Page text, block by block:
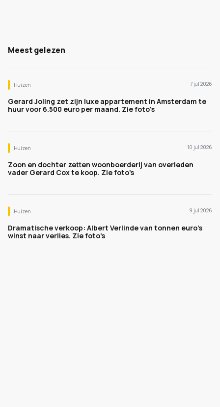
Meest gelezen
Huizen 7 jul 2026
Gerard Joling zet zijn luxe appartement in Amsterdam te
huur voor 6.500 euro per maand. Zie foto's
Huizen 10 jul 2026
Zoon en dochter zetten woonboerderij van overleden
vader Gerard Cox te koop. Zie foto's
Huizen 9 jul 2026
Dramatische verkoop: Albert Verlinde van tonnen euro's
winst naar verlies. Zie foto's